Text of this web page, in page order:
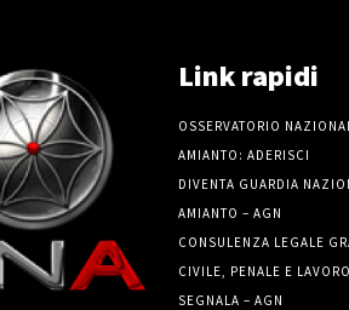
Link rapidi
OSSERVATORIO
AMIANTO: ADERISCI
DIVENTA GUARDIA
AMIANTO – AGN
CONSULENZA LEGALE
CIVILE, PENALE E LAVORO
SEGNALA – AGN